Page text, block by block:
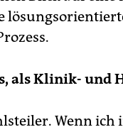
als Klinik- und
Wenn